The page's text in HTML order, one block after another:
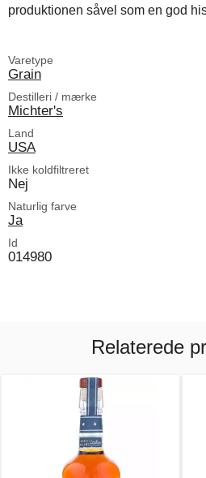
produktionen såvel som en god
Varetype
Grain
Destilleri / mærke
Michter's
Land
USA
Ikke koldfiltreret
Nej
Naturlig farve
Ja
Id
014980
Relaterede